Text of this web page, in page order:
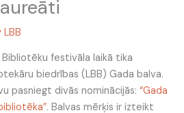
LBB
festivāla laikā tika
biedrības (LBB) Gada balva.
pasniegt divās nominācijās:“Gada
. Balvas mērķis ir izteikt